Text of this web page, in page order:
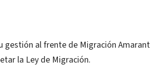
gestión al frente de Migración
la Ley de Migración.